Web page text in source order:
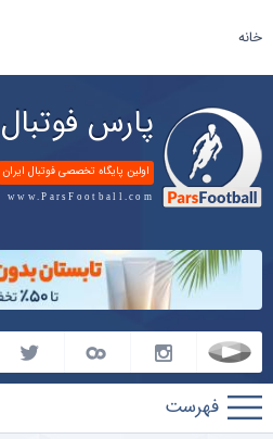
خانه
پارس فوتبال
اولین پایگاه تخصصی فوتبال ایران
www.ParsFootball.com
پارس
فوتبال